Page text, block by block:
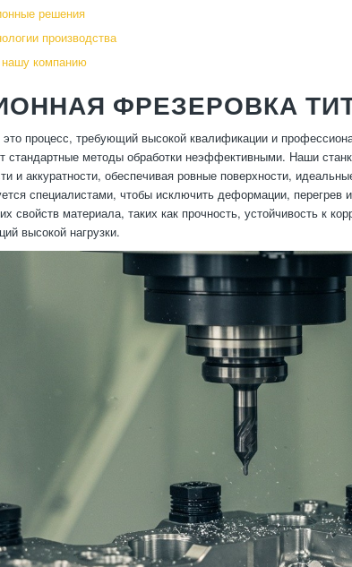
решения
производства
компанию
ФРЕЗЕРОВКА
процесс, требующий высокой квалификации и
стандартные методы обработки неэффективными. Наши
и аккуратности, обеспечивая ровные поверхности,
специалистами, чтобы исключить деформации,
свойств материала, таких как прочность, устойчивость к
высокой нагрузки.